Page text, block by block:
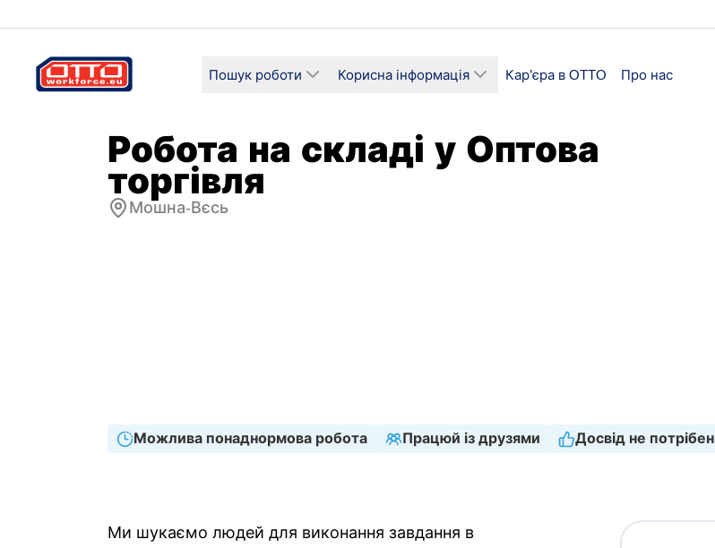
Пошук роботи Корисна інформація Кар’єра в OTTO Про нас
Робота на складі у Оптова
торгівля
Мошна-Вєсь
Можлива понаднормова робота Працюй із друзями Досвід не потрібен
Ми шукаємо людей для виконання завдання в